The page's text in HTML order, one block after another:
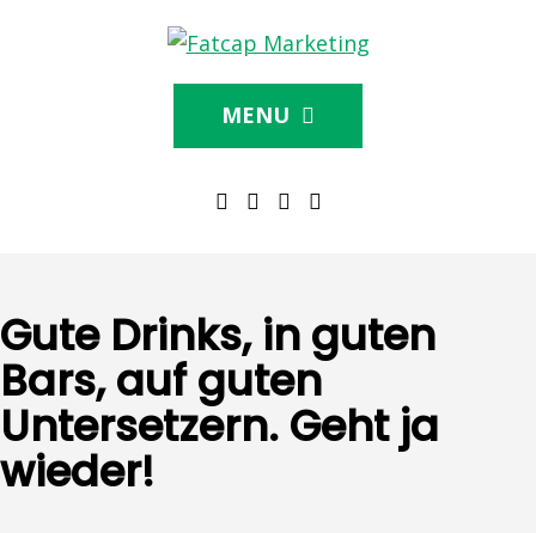
MENU
Gute Drinks, in guten
Bars, auf guten
Untersetzern. Geht ja
wieder!